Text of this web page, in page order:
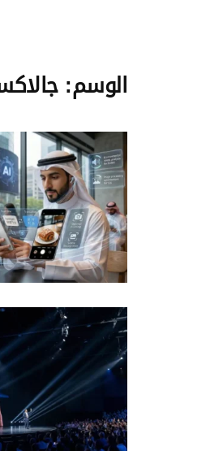
الوسم: